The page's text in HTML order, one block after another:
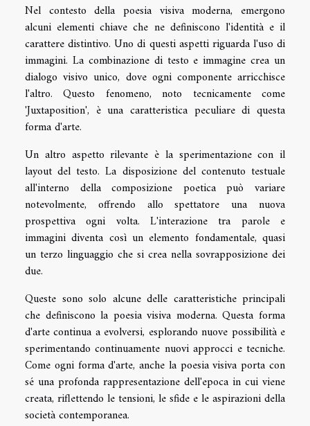
Nel contesto della poesia visiva moderna, emergono
alcuni elementi chiave che ne definiscono l'identità e il
carattere distintivo. Uno di questi aspetti riguarda l'uso di
immagini. La combinazione di testo e immagine crea un
dialogo visivo unico, dove ogni componente arricchisce
l'altro. Questo fenomeno, noto tecnicamente come
'Juxtaposition', è una caratteristica peculiare di questa
forma d'arte.
Un altro aspetto rilevante è la sperimentazione con il
layout del testo. La disposizione del contenuto testuale
all'interno della composizione poetica può variare
notevolmente, offrendo allo spettatore una nuova
prospettiva ogni volta. L'interazione tra parole e
immagini diventa così un elemento fondamentale, quasi
un terzo linguaggio che si crea nella sovrapposizione dei
due.
Queste sono solo alcune delle caratteristiche principali
che definiscono la poesia visiva moderna. Questa forma
d'arte continua a evolversi, esplorando nuove possibilità e
sperimentando continuamente nuovi approcci e tecniche.
Come ogni forma d'arte, anche la poesia visiva porta con
sé una profonda rappresentazione dell'epoca in cui viene
creata, riflettendo le tensioni, le sfide e le aspirazioni della
società contemporanea.